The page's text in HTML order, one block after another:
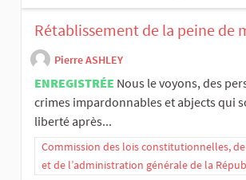
Rétablissement de la peine de
Pierre ASHLEY
ENREGISTRÉE Nous le voyons, des
crimes impardonnables et abjects qui
liberté après...
Commission des lois constitutionnelles,
et de l’administration générale de la